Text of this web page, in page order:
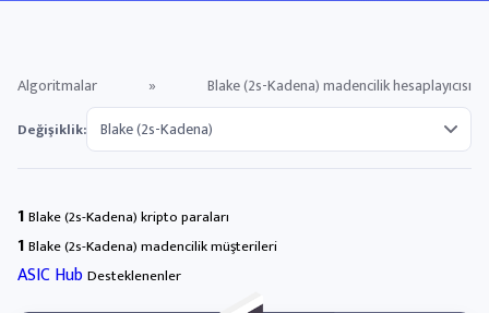
Algoritmalar » Blake (2s-Kadena) madencilik hesaplayıcısı
Değişiklik:
1Blake (2s-Kadena) kripto paraları
1Blake (2s-Kadena) madencilik müşterileri
ASIC Hub Desteklenenler